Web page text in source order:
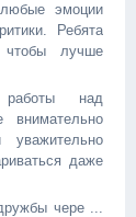
эмоции
Ребята
чтобы лучше
над
внимательно
уважительно
даже
чере ...